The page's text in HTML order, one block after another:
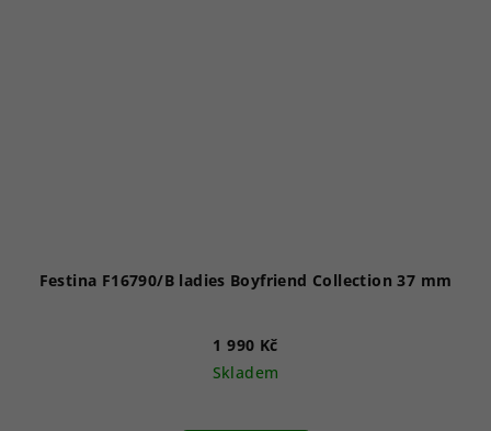
Festina F16790/B ladies Boyfriend Collection 37 mm
1 990 Kč
Skladem